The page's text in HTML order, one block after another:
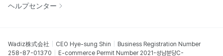
ヘルプセンター
Wadiz株式会社 CEO Hye-sung Shin
Business Registration Number
258-87-01370
E-commerce Permit Number 2021-성남분당C-